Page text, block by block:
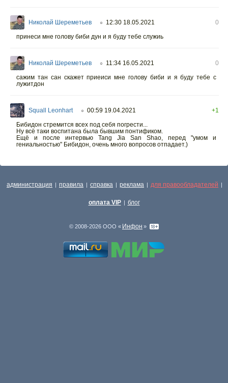
Николай Шереметьев ○ 12:30 18.05.2021
0
принеси мне голову биби дун и я буду тебе служиь
Николай Шереметьев ○ 11:34 16.05.2021
0
сажим тан сан скажет приеиси мне голову биби и я буду тебе с
лужитдон
Squall Leonhart ○ 00:59 19.04.2021
+1
Бибидон стремится всех под себя погрести...
Ну всё таки воспитана была бывшим понтификом.
Ещё и после интервью Tang Jia San Shao, перед "умом и
гениальностью" Бибидон, очень много вопросов отпадает.)
администрация | правила | справка | реклама | для правообладателей |
оплата VIP | блог
© 2008-2026 ООО « Инфон »